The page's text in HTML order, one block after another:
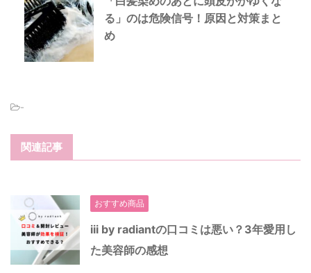
る」のは危険信号！原因と対策まと
め
-
関連記事
おすすめ商品
iii by radiantの口コミは悪い？3年愛用し
た美容師の感想